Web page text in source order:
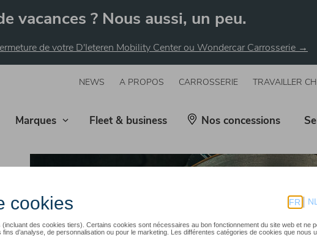
vacances ? Nous aussi, un peu.
de votre D'Ieteren Mobility Center ou Wondercar Carrosserie →
NEWS A PROPOS CARROSSERIE TRAVAILLER
Marques Fleet & business Nos concessions